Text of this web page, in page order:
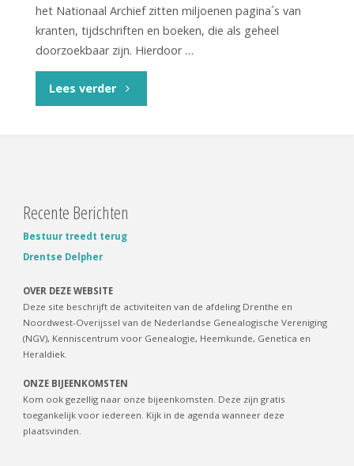
het Nationaal Archief zitten miljoenen pagina´s van
kranten, tijdschriften en boeken, die als geheel
doorzoekbaar zijn. Hierdoor …
Lees verder"Drentse
Recente Berichten
Bestuur treedt terug
Drentse Delpher
OVER DEZE WEBSITE
Deze site beschrijft de activiteiten van de afdeling Drenthe en
Noordwest-Overijssel van de Nederlandse Genealogische Vereniging
(NGV), Kenniscentrum voor Genealogie, Heemkunde, Genetica en
Heraldiek.
ONZE BIJEENKOMSTEN
Kom ook gezellig naar onze bijeenkomsten. Deze zijn gratis
toegankelijk voor iedereen. Kijk in de agenda wanneer deze
plaatsvinden.